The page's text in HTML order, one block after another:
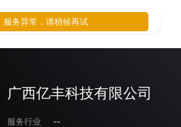
广西亿丰科技有限公司
服务行业
--
服务异常，请稍候再试